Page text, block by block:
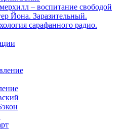
– воспитание свободой
Йона. Заразительный.
сарафанного радио.